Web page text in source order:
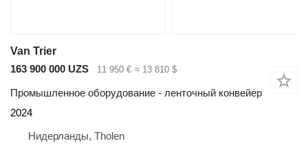
Van Trier
163 900 000 UZS
11 950 € ≈ 13 810 $
Промышленное оборудование - ленточный конвейер
2024
Нидерланды, Tholen